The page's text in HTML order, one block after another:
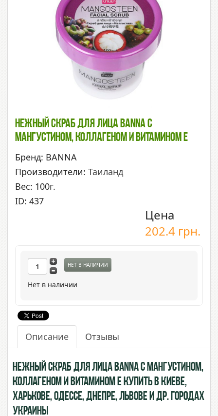
Нежный Скраб Для Лица BANNA С
Мангустином, Коллагеном И Витамином Е
Бренд: BANNA
Производители: Таиланд
Вес: 100г.
ID: 437
Цена
202.4 грн.
НЕТ В НАЛИЧИИ
Нет в наличии
Описание Отзывы
Нежный скраб для лица BANNA с Мангустином,
Коллагеном и витамином Е купить в Киеве,
Харькове, Одессе, Днепре, Львове и др. городах
Украины